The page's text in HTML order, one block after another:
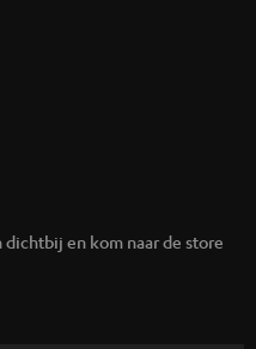
en kom naar de store